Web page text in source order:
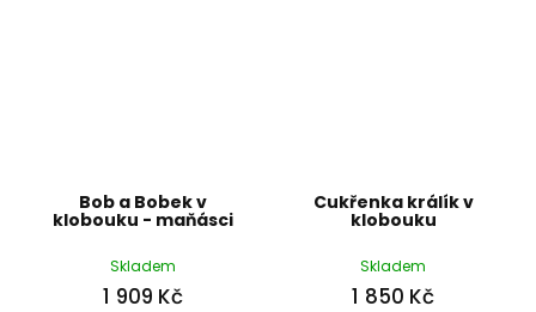
Bob a Bobek v
klobouku - maňásci
Skladem
1 909 Kč
Cukřenka králík v
klobouku
Skladem
1 850 Kč